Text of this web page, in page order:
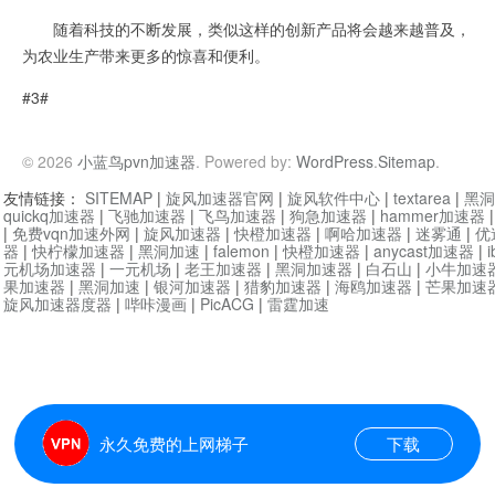
随着科技的不断发展，类似这样的创新产品将会越来越普及，
为农业生产带来更多的惊喜和便利。
#3#
© 2026 小蓝鸟pvn加速器. Powered by: WordPress.Sitemap.
永久免费的上网梯子 下载
友情链接： SITEMAP | 旋风加速器官网 | 旋风软件中心 | textarea | 黑
quickq加速器 | 飞驰加速器 | 飞鸟加速器 | 狗急加速器 | hammer加速器
| 免费vqn加速外网 | 旋风加速器 |快橙加速器 | 啊哈加速器 | 迷雾通 | 优
器 |快柠檬加速器 | 黑洞加速 | falemon |快橙加速器 | anycast加速器 |
元机场加速器 | 一元机场 | 老王加速器 | 黑洞加速器 | 白石山 | 小牛加速
果加速器 | 黑洞加速 | 银河加速器 | 猎豹加速器 | 海鸥加速器 | 芒果加速
旋风加速器度器 | 哔咔漫画 | PicACG | 雷霆加速